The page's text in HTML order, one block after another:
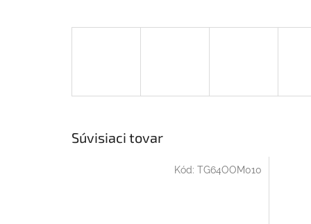
Súvisiaci tovar
Kód: TG64OOM010